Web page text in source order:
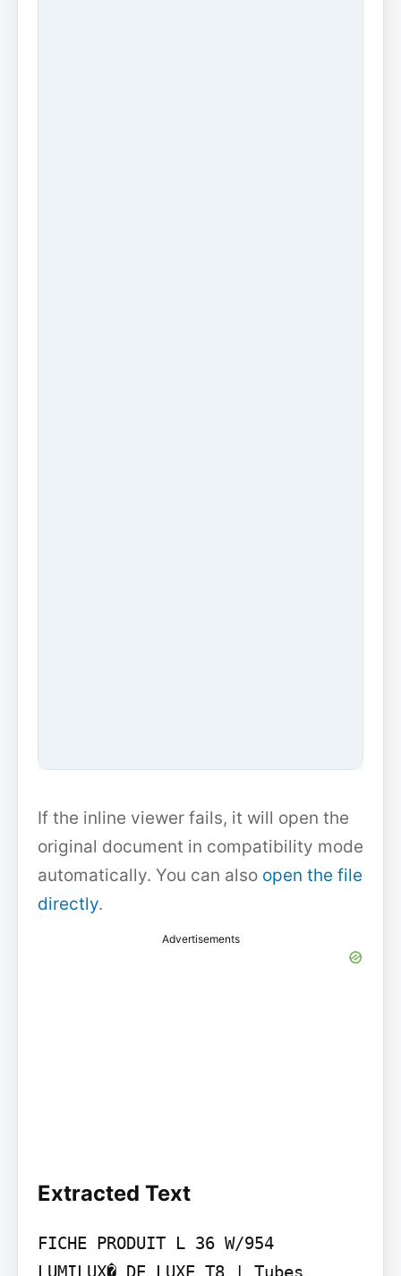
If the inline viewer fails, it will open the
original document in compatibility mode
automatically. You can also open the file
directly.
Advertisements
Extracted Text
FICHE PRODUIT L 36 W/954
LUMILUX� DE LUXE T8 | Tubes